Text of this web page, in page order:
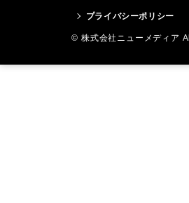
プライバシーポリシー
© 株式会社ニューメディア